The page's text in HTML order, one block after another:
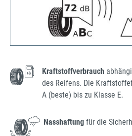
Kraftstoffverbrauch
des Reifens. Die
A (beste) bis zu Klasse E.
Nasshaftung für die